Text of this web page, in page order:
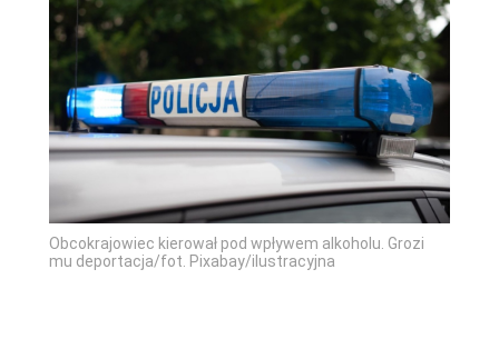
Obcokrajowiec kierował pod wpływem alkoholu. Grozi
mu deportacja/fot. Pixabay/ilustracyjna